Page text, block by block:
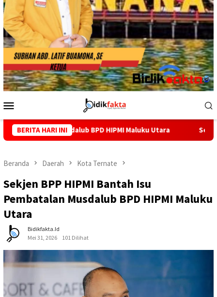
Mobile
BERITA HARI INI
BPD HIPMI Maluku Utara Sekjen BPP HIPMI Bantah Isu
Beranda Daerah Kota Ternate
Sekjen BPP HIPMI Bantah Isu
Pembatalan Musdalub BPD HIPMI Maluku
Utara
Bidikfakta.id
Mei 31, 2026
101 Dilihat